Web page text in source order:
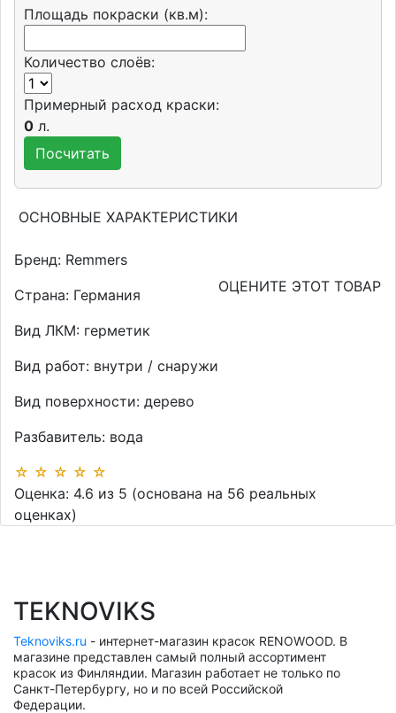
Площадь покраски (кв.м):
Количество слоёв:
Примерный расход краски:
0 л.
ОСНОВНЫЕ ХАРАКТЕРИСТИКИ
Бренд: Remmers
Страна: Германия
Вид ЛКМ: герметик
Вид работ: внутри / снаружи
Вид поверхности: дерево
Разбавитель: вода
ОЦЕНИТЕ ЭТОТ ТОВАР
☆ ☆ ☆ ☆ ☆
Оценка: 4.6 из 5 (основана на 56 реальных
оценках)
TEKNOVIKS
Teknoviks.ru - интернет-магазин красок RENOWOOD. В
магазине представлен самый полный ассортимент
красок из Финляндии. Магазин работает не только по
Санкт-Петербургу, но и по всей Российской
Федерации.